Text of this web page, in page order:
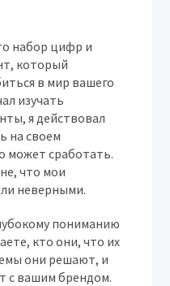
набор цифр и
который
в мир вашего
изучать
я действовал
на своем
может сработать.
что мои
неверными.
пониманию
кто они, что их
они решают, и
с вашим брендом.